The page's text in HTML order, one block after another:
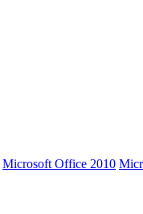
Microsoft Office 2010